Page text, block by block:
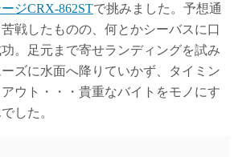
ジCRX-862STで挑みました。予想通
戦したものの、何とかシーバスに口
。足元まで寄せランディングを試み
ズに水面へ降りていかず、タイミン
ウト・・・貴重なバイトをモノにす
した。